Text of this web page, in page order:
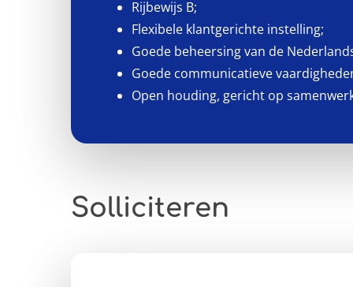
Rijbewijs B;
Flexibele klantgerichte instelling;
Goede beheersing van de
Goede communicatieve
Open houding, gericht op
Solliciteren